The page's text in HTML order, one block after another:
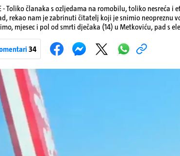
- Toliko članaka s ozljedama na romobilu, toliko nesreća i
rekao nam je zabrinuti čitatelj koji je snimio neopreznu
mjesec i pol od smrti dječaka (14) u Metkoviću, pad s
s romobila.
34